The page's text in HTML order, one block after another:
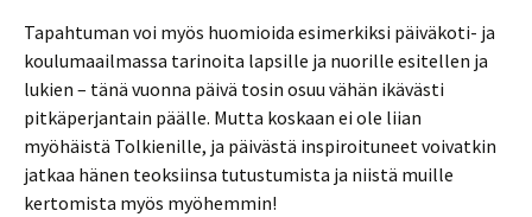
Tapahtuman voi myös huomioida esimerkiksi päiväkoti- ja
koulumaailmassa tarinoita lapsille ja nuorille esitellen ja
lukien – tänä vuonna päivä tosin osuu vähän ikävästi
pitkäperjantain päälle. Mutta koskaan ei ole liian
myöhäistä Tolkienille, ja päivästä inspiroituneet voivatkin
jatkaa hänen teoksiinsa tutustumista ja niistä muille
kertomista myös myöhemmin!